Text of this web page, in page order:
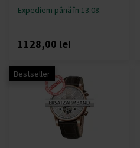
Expediem până în 13.08.
1128,00 lei
Bestseller